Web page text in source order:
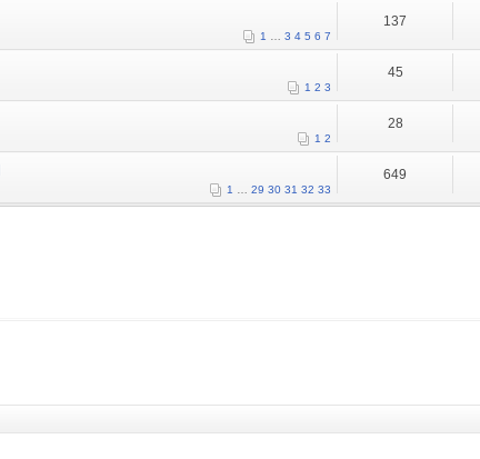
1 3 4 5 6 7
137
1 2 3
45
1 2
28
1 29 30 31 32 33
649